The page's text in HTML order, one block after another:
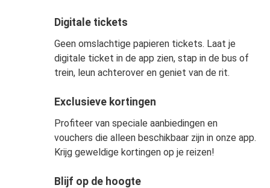
Digitale tickets
Geen omslachtige papieren tickets. Laat je
digitale ticket in de app zien, stap in de bus of
trein, leun achterover en geniet van de rit.
Exclusieve kortingen
Profiteer van speciale aanbiedingen en
vouchers die alleen beschikbaar zijn in onze app.
Krijg geweldige kortingen op je reizen!
Blijf op de hoogte